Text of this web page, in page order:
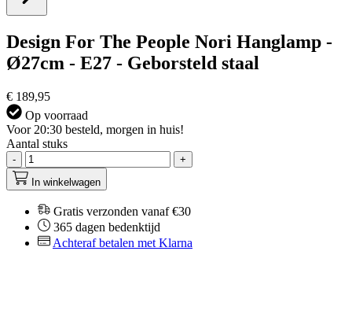
Design For The People Nori Hanglamp -
Ø27cm - E27 - Geborsteld staal
€ 189,95
Op voorraad
Voor 20:30 besteld, morgen in huis!
Aantal stuks
-
+
In winkelwagen
Gratis verzonden vanaf €30
365 dagen bedenktijd
Achteraf betalen met Klarna